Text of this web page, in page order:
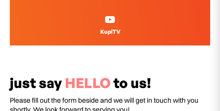
KupiTV
just say HELLOto us!
Please fill out the form beside and we will get in touch with you